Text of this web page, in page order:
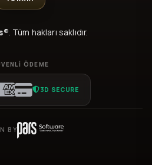
. Tüm hakları saklıdır.
ÖDEME
3D SECURE
BY